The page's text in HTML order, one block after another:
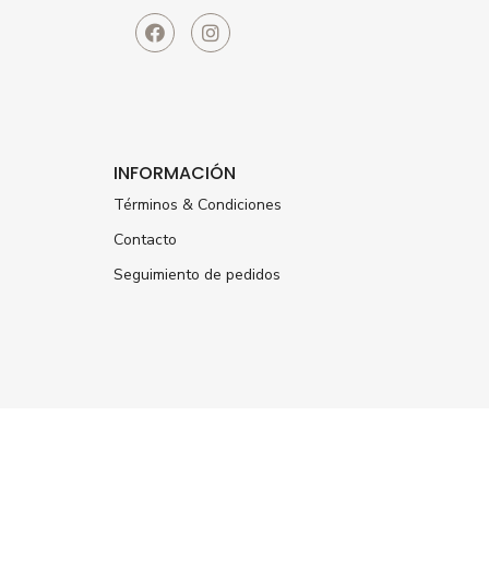
INFORMACIÓN
Términos & Condiciones
Contacto
Seguimiento de pedidos